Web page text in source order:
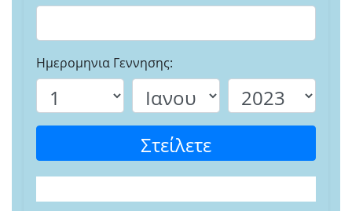
Ημερομηνια Γεννησης:
Στείλετε